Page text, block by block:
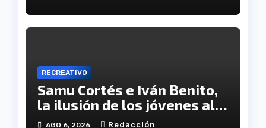
RECREATIVO
Samu Cortés e Iván Benito,
la ilusión de los jóvenes al
servicio del Decano
AGO 6, 2026 Redacción